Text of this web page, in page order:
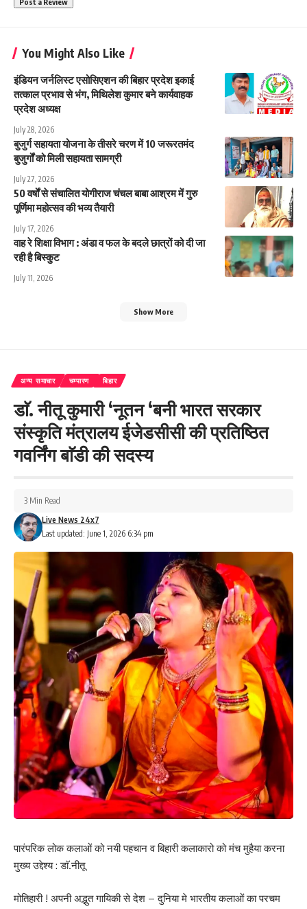
You Might Also Like
इंडियन जर्नलिस्ट एसोसिएशन की बिहार प्रदेश इकाई
तत्काल प्रभाव से भंग, मिथिलेश कुमार बने कार्यवाहक
प्रदेश अध्यक्ष
July 28, 2026
बुजुर्ग सहायता योजना के तीसरे चरण में 10 जरूरतमंद
बुजुर्गों को मिली सहायता सामग्री
July 27, 2026
50 वर्षों से संचालित योगीराज चंचल बाबा आश्रम में गुरु
पूर्णिमा महोत्सव की भव्य तैयारी
July 17, 2026
वाह रे शिक्षा विभाग : अंडा व फल के बदले छात्रों को दी जा
रही है बिस्कुट
July 11, 2026
Show More
अन्य समाचार चम्पारण बिहार
डाॅ. नीतू कुमारी ‘नूतन ‘बनी भारत सरकार
संस्कृति मंत्रालय ईजेडसीसी की प्रतिष्ठित
गवर्निंग बाॅडी की सदस्य
Last updated: June 1, 2026 6:34 pm
Live News 24x7
3 Min Read
पारंपरिक लोक कलाओं को नयी पहचान व बिहारी कलाकारो को मंच मुहैया करना
मुख्य उद्देश्य : डाॅ.नीतू
मोतिहारी ! अपनी अद्भुत गायिकी से देश – दुनिया मे भारतीय कलाओं का परचम